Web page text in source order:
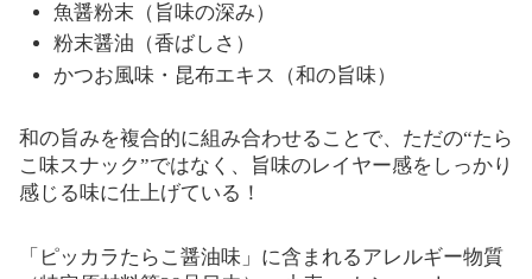
魚醤粉末（旨味の深み）
粉末醤油（香ばしさ）
かつお風味・昆布エキス（和の旨味）
和の旨みを複合的に組み合わせることで、ただの“たら
こ味スナック”ではなく、旨味のレイヤー感をしっかり
感じる味に仕上げている！
「ピッカラたらこ醤油味」に含まれるアレルギー物質